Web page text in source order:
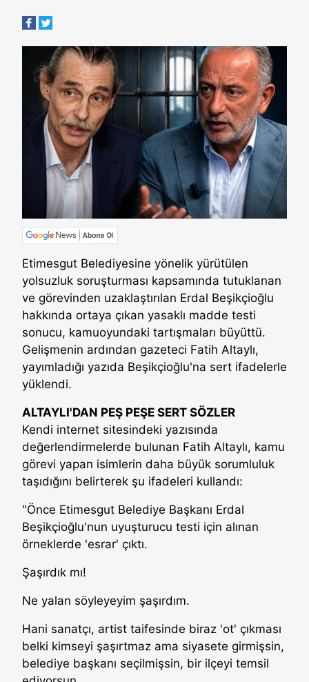
Etimesgut Belediyesine yönelik yürütülen
yolsuzluk soruşturması kapsamında tutuklanan
ve görevinden uzaklaştırılan Erdal Beşikçioğlu
hakkında ortaya çıkan yasaklı madde testi
sonucu, kamuoyundaki tartışmaları büyüttü.
Gelişmenin ardından gazeteci Fatih Altaylı,
yayımladığı yazıda Beşikçioğlu'na sert ifadelerle
yüklendi.
ALTAYLI'DAN PEŞ PEŞE SERT SÖZLER
Kendi internet sitesindeki yazısında
değerlendirmelerde bulunan Fatih Altaylı, kamu
görevi yapan isimlerin daha büyük sorumluluk
taşıdığını belirterek şu ifadeleri kullandı:
"Önce Etimesgut Belediye Başkanı Erdal
Beşikçioğlu'nun uyuşturucu testi için alınan
örneklerde 'esrar' çıktı.
Şaşırdık mı!
Ne yalan söyleyeyim şaşırdım.
Hani sanatçı, artist taifesinde biraz 'ot' çıkması
belki kimseyi şaşırtmaz ama siyasete girmişsin,
belediye başkanı seçilmişsin, bir ilçeyi temsil